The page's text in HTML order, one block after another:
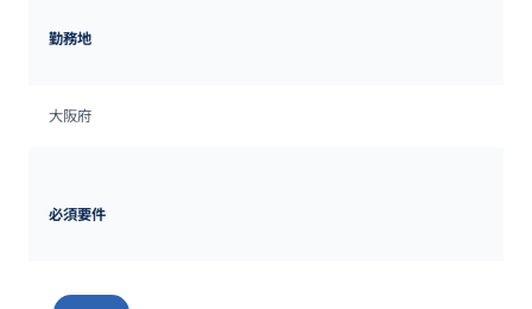
勤務地
大阪府
必須要件